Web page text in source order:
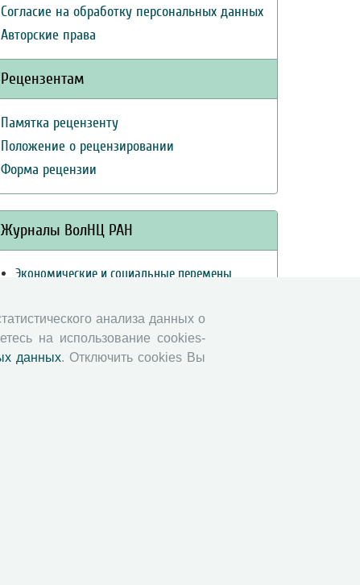
Согласие на обработку персональных данных
Авторские права
Рецензентам
Памятка рецензенту
Положение о рецензировании
Форма рецензии
Журналы ВолНЦ РАН
Экономические и социальные перемены
Вопросы территориального развития
Социальное пространство
Юный экономист
анализа данных о
на использование cookies-
данных. Отключить cookies Вы